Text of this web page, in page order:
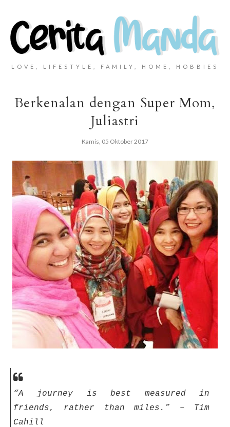
LOVE, LIFESTYLE, FAMILY, HOME, HOBBIES
Berkenalan dengan Super Mom,
Juliastri
Kamis, 05 Oktober 2017
“A journey is best measured in
friends, rather than miles.” – Tim
Cahill